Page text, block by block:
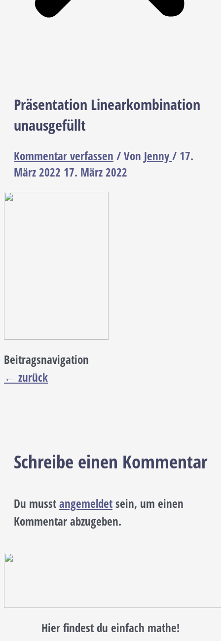
Präsentation Linearkombination
unausgefüllt
Kommentar verfassen / Von Jenny/ 17.
März 2022 17. März 2022
Beitragsnavigation
← zurück
Schreibe einen Kommentar
Du musstangemeldetsein, um einen
Kommentar abzugeben.
Hier findest du einfach mathe!